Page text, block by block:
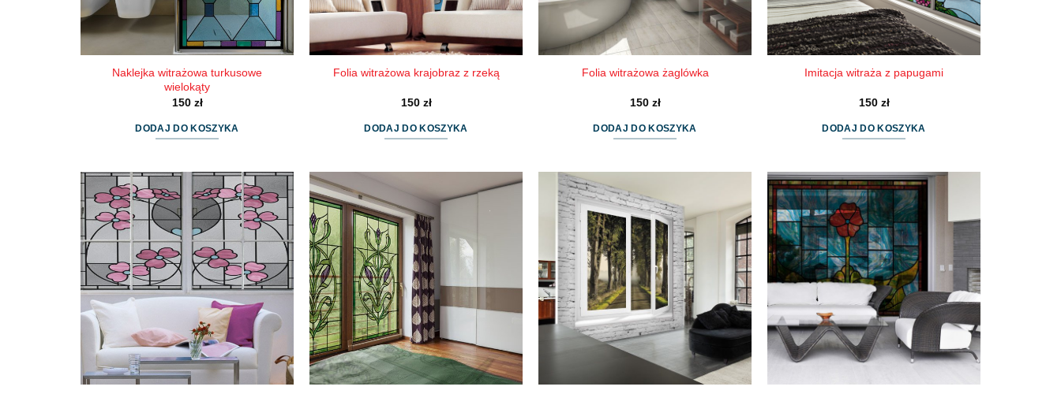
Naklejka witrażowa turkusowe
wielokąty
150 zł
DODAJ DO KOSZYKA
Folia witrażowa krajobraz z rzeką
150 zł
DODAJ DO KOSZYKA
Folia witrażowa żaglówka
150 zł
DODAJ DO KOSZYKA
Imitacja witraża z papugami
150 zł
DODAJ DO KOSZYKA